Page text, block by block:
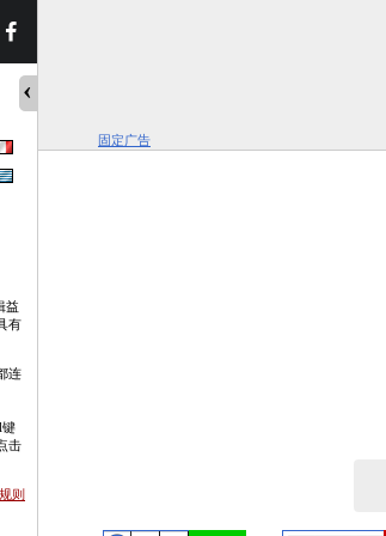
益
有
连
键
击
则
固定广告